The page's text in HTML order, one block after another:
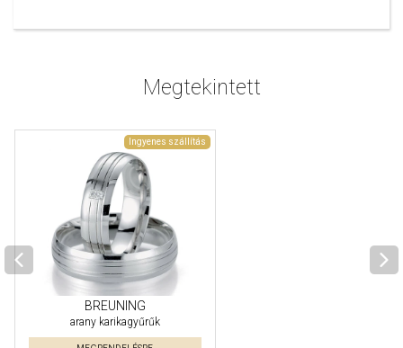
Megtekintett
Ingyenes szállítás
BREUNING
arany karikagyűrűk